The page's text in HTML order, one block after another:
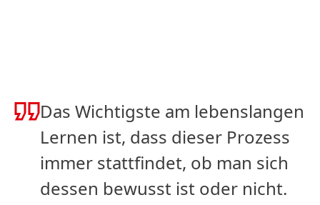
Das Wichtigste am lebenslangen
Lernen ist, dass dieser Prozess
immer stattfindet, ob man sich
dessen bewusst ist oder nicht.